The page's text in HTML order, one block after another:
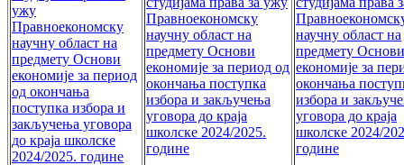
ужу
Правноекономску
научну област на
предмету Основи
економије за период
од окончања
поступка избора и
закључења уговора
до краја школске
2024/2025. године
Правноекономску
научну област на
предмету Основи
економије за период од
окончања поступка
избора и закључења
уговора до краја
школске 2024/2025.
године
научну област на
предмету Основи
економије за
окончања
избора и
уговора до краја
школске 2024/
године